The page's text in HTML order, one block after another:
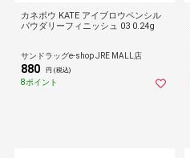
カネボウ KATE アイブロウペンシル
パウダリーフィニッシュ 03 0.24g
サンドラッグe-shop JRE MALL店
880 円 (税込)
8ポイント